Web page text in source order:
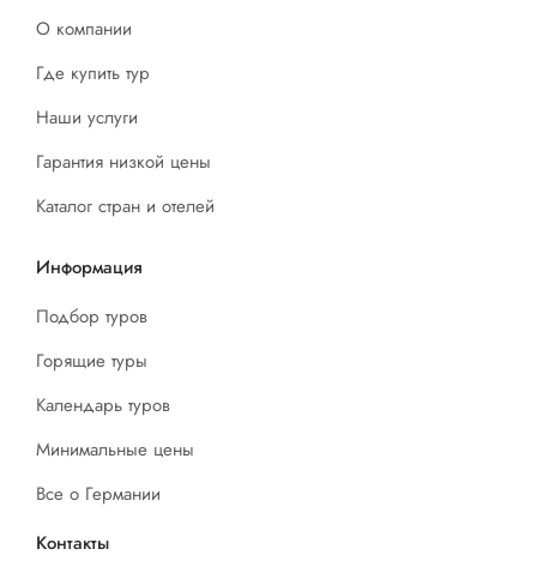
О компании
Где купить тур
Наши услуги
Гарантия низкой цены
Каталог стран и отелей
Информация
Подбор туров
Горящие туры
Календарь туров
Минимальные цены
Все о Германии
Контакты